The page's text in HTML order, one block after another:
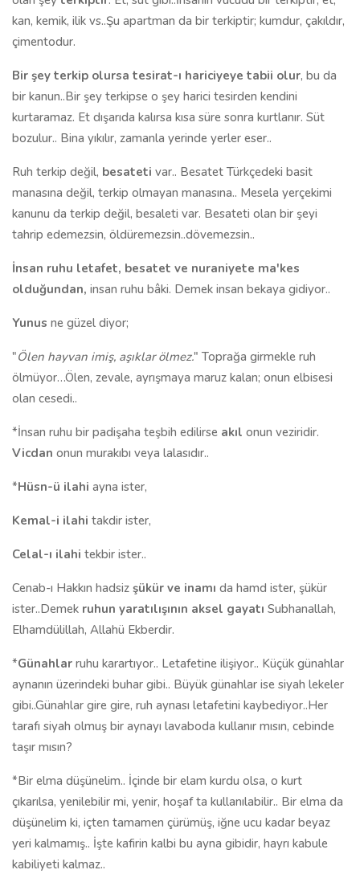
kan, kemik, ilik vs..Şu apartman da bir terkiptir; kumdur, çakıldır,
çimentodur.
Bir şey terkip olursa tesirat-ı hariciyeye tabii olur, bu da
bir kanun..Bir şey terkipse o şey harici tesirden kendini
kurtaramaz. Et dışarıda kalırsa kısa süre sonra kurtlanır. Süt
bozulur.. Bina yıkılır, zamanla yerinde yerler eser..
Ruh terkip değil, besateti var.. Besatet Türkçedeki basit
manasına değil, terkip olmayan manasına.. Mesela yerçekimi
kanunu da terkip değil, besaleti var. Besateti olan bir şeyi
tahrip edemezsin, öldüremezsin..dövemezsin..
İnsan ruhu letafet, besatet ve nuraniyete ma'kes
olduğundan, insan ruhu bâki. Demek insan bekaya gidiyor..
Yunus ne güzel diyor;
"Ölen hayvan imiş, aşıklar ölmez." Toprağa girmekle ruh
ölmüyor…Ölen, zevale, ayrışmaya maruz kalan; onun elbisesi
olan cesedi..
*İnsan ruhu bir padişaha teşbih edilirse akıl onun veziridir.
Vicdan onun murakıbı veya lalasıdır..
*Hüsn-ü ilahi ayna ister,
Kemal-i ilahi takdir ister,
Celal-ı ilahi tekbir ister..
Cenab-ı Hakkın hadsiz şükür ve inamı da hamd ister, şükür
ister..Demek ruhun yaratılışının aksel gayatı Subhanallah,
Elhamdülillah, Allahü Ekberdir.
*Günahlar ruhu karartıyor.. Letafetine ilişiyor.. Küçük günahlar
aynanın üzerindeki buhar gibi.. Büyük günahlar ise siyah lekeler
gibi..Günahlar gire gire, ruh aynası letafetini kaybediyor..Her
tarafı siyah olmuş bir aynayı lavaboda kullanır mısın, cebinde
taşır mısın?
*Bir elma düşünelim.. İçinde bir elam kurdu olsa, o kurt
çıkarılsa, yenilebilir mi, yenir, hoşaf ta kullanılabilir.. Bir elma da
düşünelim ki, içten tamamen çürümüş, iğne ucu kadar beyaz
yeri kalmamış.. İşte kafirin kalbi bu ayna gibidir, hayrı kabule
kabiliyeti kalmaz..